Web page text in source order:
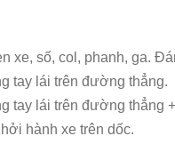
xe, số, col, phanh, ga.
tay lái trên đường thẳng.
tay lái trên đường thẳng
hành xe trên dốc.